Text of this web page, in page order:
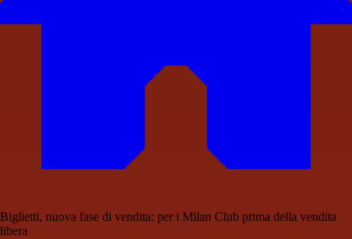
Biglietti, nuova fase di vendita: per i Milan Club prima della vendita
libera